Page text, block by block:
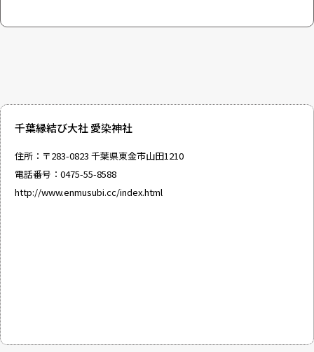
千葉縁結び大社 愛染神社
住所：〒283-0823 千葉県東金市山田1210
電話番号：0475-55-8588
http://www.enmusubi.cc/index.html